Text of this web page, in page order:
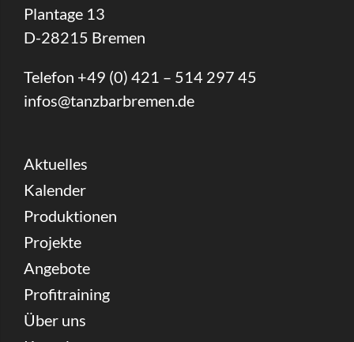
Plantage 13
D-28215 Bremen
Telefon +49 (0) 421 – 514 297 45
infos@tanzbarbremen.de
Aktuelles
Kalender
Produktionen
Projekte
Angebote
Profitraining
Über uns